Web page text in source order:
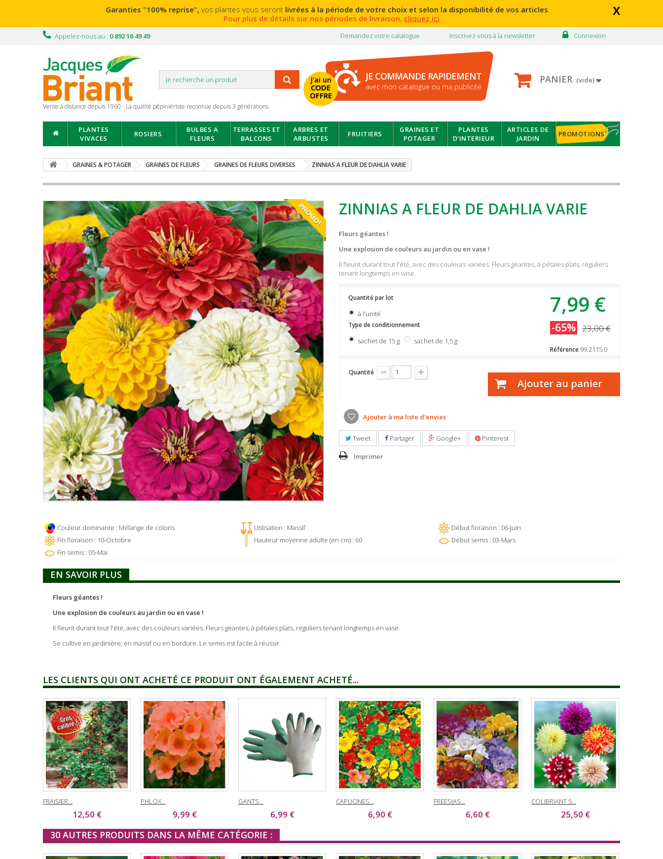
x
Garanties "100% reprise", vos plantes vous seront livrées à la période de votre choix et selon la disponibilité de vos articles.
Pour plus de détails sur nos périodes de livraison, cliquez ici
Connexion
Inscrivez-vous à la newsletter
Demandez votre catalogue
Appelez-nous au : 0 892 16 49 49
Vente à distance depuis 1960 - La qualité pépiniériste reconnue depuis 3 générations
J'ai un
CODE
OFFRE
JE COMMANDE RAPIDEMENT
avec mon catalogue ou ma publicité
PANIER (vide)
PLANTES
VIVACES
ROSIERS
BULBES A
FLEURS
TERRASSES ET
BALCONS
ARBRES ET
ARBUSTES
FRUITIERS
GRAINES ET
POTAGER
PLANTES
D'INTERIEUR
ARTICLES DE
JARDIN
PROMOTIONS
GRAINES & POTAGER GRAINES DE FLEURS GRAINES DE FLEURS DIVERSES ZINNIAS A FLEUR DE DAHLIA VARIE
PROMO! ZINNIAS A FLEUR DE DAHLIA VARIE
Fleurs géantes !
Une explosion de couleurs au jardin ou en vase !
Il fleurit durant tout l'été, avec des couleurs variées. Fleurs géantes, à pétales plats, réguliers
tenant longtemps en vase.
7,99 €
-65% 23,00 €
Référence 99.2115.0
Quantité par lot
à l'unité
Type de conditionnement
sachet de 15 g sachet de 1,5 g
Quantité
Ajouter au panier
Ajouter à ma liste d'envies
Tweet Partager Google+ Pinterest
Imprimer
Couleur dominante : Mélange de coloris Utilisation : Massif
Début floraison : 06-Juin
Fin floraison : 10-Octobre
Hauteur moyenne adulte (en cm) : 60
Début semis : 03-Mars
Fin semis : 05-Mai
EN SAVOIR PLUS
Fleurs géantes !
Une explosion de couleurs au jardin ou en vase !
Il fleurit durant tout l'été, avec des couleurs variées. Fleurs géantes, à pétales plats, réguliers tenant longtemps en vase.
Se cultive en jardinière, en massif ou en bordure. Le semis est facile à réussir.
LES CLIENTS QUI ONT ACHETÉ CE PRODUIT ONT ÉGALEMENT ACHETÉ...
FRAISIER...
12,50 €
PHLOX...
9,99 €
GANTS...
6,99 €
CAPUCINES...
6,90 €
FREESIAS...
6,60 €
COLIBRIANT 5...
25,50 €
30 AUTRES PRODUITS DANS LA MÊME CATÉGORIE :